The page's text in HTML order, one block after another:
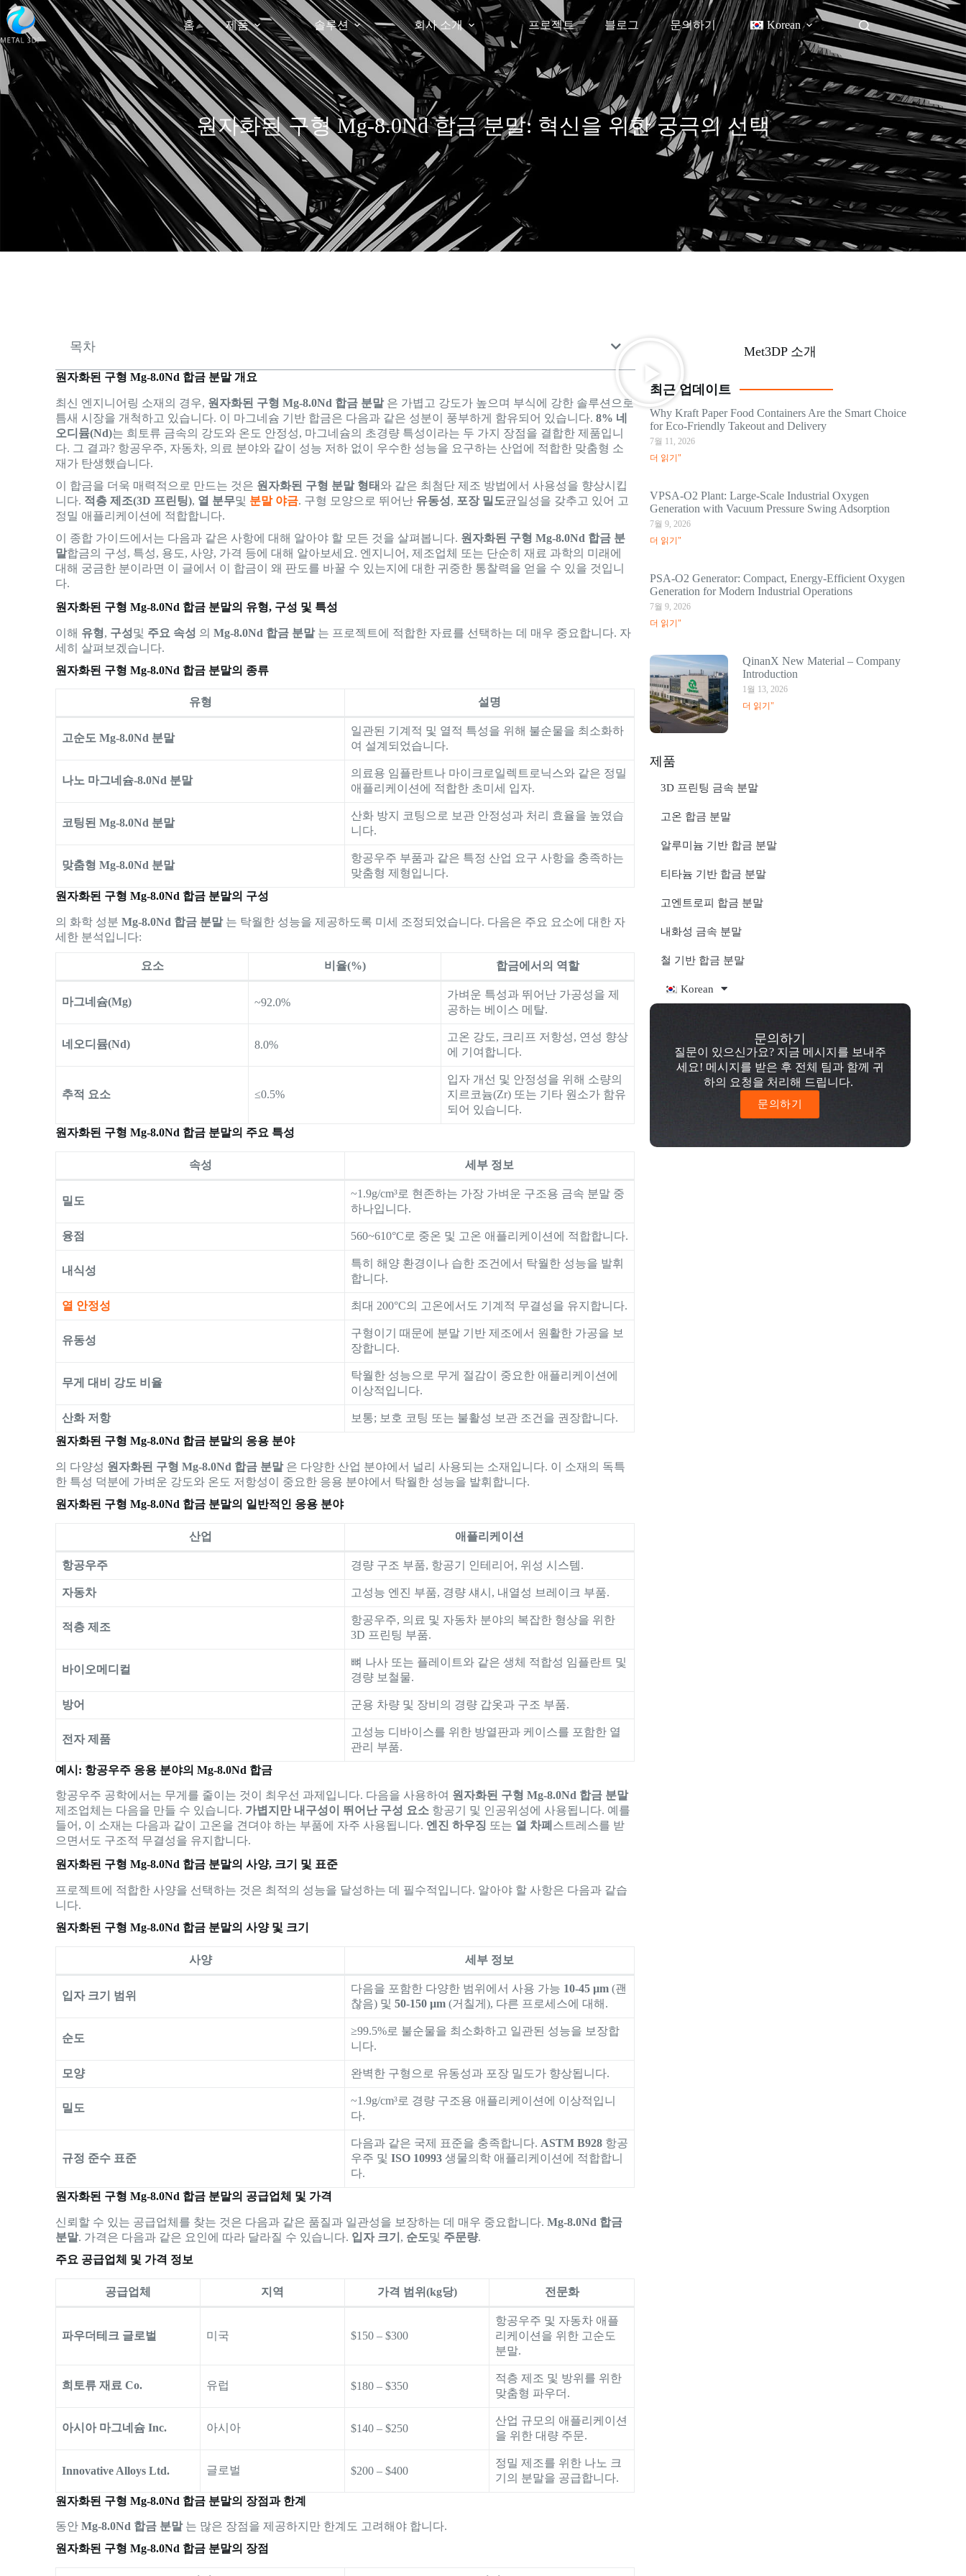
홈 제품 솔루션 회사 소개 프로젝트 블로그 문의하기 Korean
원자화된 구형 Mg-8.0Nd 합금 분말: 혁신을 위한 궁극의 선택
목차
원자화된 구형 Mg-8.0Nd 합금 분말 개요
최신 엔지니어링 소재의 경우, 원자화된 구형 Mg-8.0Nd 합금 분말은 가볍고 강도가 높으며 부식에 강한 솔루션으로
틈새 시장을 개척하고 있습니다. 이 마그네슘 기반 합금은 다음과 같은 성분이 풍부하게 함유되어 있습니다.8% 네
오디뮴(Nd)는 희토류 금속의 강도와 온도 안정성, 마그네슘의 초경량 특성이라는 두 가지 장점을 결합한 제품입니
다. 그 결과? 항공우주, 자동차, 의료 분야와 같이 성능 저하 없이 우수한 성능을 요구하는 산업에 적합한 맞춤형 소
재가 탄생했습니다.
이 합금을 더욱 매력적으로 만드는 것은 원자화된 구형 분말 형태 와 같은 최첨단 제조 방법에서 사용성을 향상시킵
니다. 적층 제조(3D 프린팅), 열 분무및 분말 야금. 구형 모양으로 뛰어난 유동성, 포장 밀도균일성을 갖추고 있어 고
정밀 애플리케이션에 적합합니다.
이 종합 가이드에서는 다음과 같은 사항에 대해 알아야 할 모든 것을 살펴봅니다. 원자화된 구형 Mg-8.0Nd 합금 분
말합금의 구성, 특성, 용도, 사양, 가격 등에 대해 알아보세요. 엔지니어, 제조업체 또는 단순히 재료 과학의 미래에
대해 궁금한 분이라면 이 글에서 이 합금이 왜 판도를 바꿀 수 있는지에 대한 귀중한 통찰력을 얻을 수 있을 것입니
다.
원자화된 구형 Mg-8.0Nd 합금 분말의 유형, 구성 및 특성
이해 유형, 구성및 주요 속성 의Mg-8.0Nd 합금 분말는 프로젝트에 적합한 자료를 선택하는 데 매우 중요합니다. 자
세히 살펴보겠습니다.
원자화된 구형 Mg-8.0Nd 합금 분말의 종류
유형 설명
고순도 Mg-8.0Nd 분말
일관된 기계적 및 열적 특성을 위해 불순물을 최소화하
여 설계되었습니다.
나노 마그네슘-8.0Nd 분말
의료용 임플란트나 마이크로일렉트로닉스와 같은 정밀
애플리케이션에 적합한 초미세 입자.
코팅된 Mg-8.0Nd 분말
산화 방지 코팅으로 보관 안정성과 처리 효율을 높였습
니다.
맞춤형 Mg-8.0Nd 분말
항공우주 부품과 같은 특정 산업 요구 사항을 충족하는
맞춤형 제형입니다.
원자화된 구형 Mg-8.0Nd 합금 분말의 구성
의 화학 성분Mg-8.0Nd 합금 분말는 탁월한 성능을 제공하도록 미세 조정되었습니다. 다음은 주요 요소에 대한 자
세한 분석입니다:
요소 비율(%) 합금에서의 역할
마그네슘(Mg) ~92.0%
가벼운 특성과 뛰어난 가공성을 제
공하는 베이스 메탈.
네오디뮴(Nd) 8.0%
고온 강도, 크리프 저항성, 연성 향상
에 기여합니다.
추적 요소 ≤0.5%
입자 개선 및 안정성을 위해 소량의
지르코늄(Zr) 또는 기타 원소가 함유
되어 있습니다.
원자화된 구형 Mg-8.0Nd 합금 분말의 주요 특성
속성 세부 정보
밀도
~1.9g/cm³로 현존하는 가장 가벼운 구조용 금속 분말 중
하나입니다.
융점 560~610°C로 중온 및 고온 애플리케이션에 적합합니다.
내식성
특히 해양 환경이나 습한 조건에서 탁월한 성능을 발휘
합니다.
열 안정성 최대 200°C의 고온에서도 기계적 무결성을 유지합니다.
유동성
구형이기 때문에 분말 기반 제조에서 원활한 가공을 보
장합니다.
무게 대비 강도 비율
탁월한 성능으로 무게 절감이 중요한 애플리케이션에
이상적입니다.
산화 저항
보통; 보호 코팅 또는 불활성 보관 조건을 권장합니다.
원자화된 구형 Mg-8.0Nd 합금 분말의 응용 분야
의 다양성 원자화된 구형 Mg-8.0Nd 합금 분말은 다양한 산업 분야에서 널리 사용되는 소재입니다. 이 소재의 독특
한 특성 덕분에 가벼운 강도와 온도 저항성이 중요한 응용 분야에서 탁월한 성능을 발휘합니다.
원자화된 구형 Mg-8.0Nd 합금 분말의 일반적인 응용 분야
산업 애플리케이션
항공우주 경량 구조 부품, 항공기 인테리어, 위성 시스템.
자동차 고성능 엔진 부품, 경량 섀시, 내열성 브레이크 부품.
적층 제조
항공우주, 의료 및 자동차 분야의 복잡한 형상을 위한
3D 프린팅 부품.
바이오메디컬
뼈 나사 또는 플레이트와 같은 생체 적합성 임플란트 및
경량 보철물.
방어 군용 차량 및 장비의 경량 갑옷과 구조 부품.
전자 제품
고성능 디바이스를 위한 방열판과 케이스를 포함한 열
관리 부품.
예시: 항공우주 응용 분야의 Mg-8.0Nd 합금
항공우주 공학에서는 무게를 줄이는 것이 최우선 과제입니다. 다음을 사용하여 원자화된 구형 Mg-8.0Nd 합금 분말
제조업체는 다음을 만들 수 있습니다. 가볍지만 내구성이 뛰어난 구성 요소 항공기 및 인공위성에 사용됩니다. 예를
들어, 이 소재는 다음과 같이 고온을 견뎌야 하는 부품에 자주 사용됩니다. 엔진 하우징 또는 열 차폐 스트레스를 받
으면서도 구조적 무결성을 유지합니다.
원자화된 구형 Mg-8.0Nd 합금 분말의 사양, 크기 및 표준
프로젝트에 적합한 사양을 선택하는 것은 최적의 성능을 달성하는 데 필수적입니다. 알아야 할 사항은 다음과 같습
니다.
원자화된 구형 Mg-8.0Nd 합금 분말의 사양 및 크기
사양 세부 정보
입자 크기 범위
다음을 포함한 다양한 범위에서 사용 가능 10-45 µm (괜
찮음) 및50-150 µm (거칠게), 다른 프로세스에 대해.
순도
≥99.5%로 불순물을 최소화하고 일관된 성능을 보장합
니다.
모양 완벽한 구형으로 유동성과 포장 밀도가 향상됩니다.
밀도
~1.9g/cm³로 경량 구조용 애플리케이션에 이상적입니
다.
규정 준수 표준
다음과 같은 국제 표준을 충족합니다. ASTM B928 항공
우주 및ISO 10993 생물의학 애플리케이션에 적합합니
다.
원자화된 구형 Mg-8.0Nd 합금 분말의 공급업체 및 가격
신뢰할 수 있는 공급업체를 찾는 것은 다음과 같은 품질과 일관성을 보장하는 데 매우 중요합니다.Mg-8.0Nd 합금
분말. 가격은 다음과 같은 요인에 따라 달라질 수 있습니다. 입자 크기 , 순도및 주문량.
주요 공급업체 및 가격 정보
공급업체 지역 가격 범위(kg당) 전문화
파우더테크 글로벌 미국 $150 – $300
항공우주 및 자동차 애플
리케이션을 위한 고순도
분말.
희토류 재료 Co. 유럽 $180 – $350
적층 제조 및 방위를 위한
맞춤형 파우더.
아시아 마그네슘 Inc. 아시아 $140 – $250
산업 규모의 애플리케이션
을 위한 대량 주문.
Innovative Alloys Ltd. 글로벌 $200 – $400
정밀 제조를 위한 나노 크
기의 분말을 공급합니다.
원자화된 구형 Mg-8.0Nd 합금 분말의 장점과 한계
동안Mg-8.0Nd 합금 분말는 많은 장점을 제공하지만 한계도 고려해야 합니다.
원자화된 구형 Mg-8.0Nd 합금 분말의 장점
Met3DP 소개
최근 업데이트
Why Kraft Paper Food Containers Are the Smart Choice
for Eco-Friendly Takeout and Delivery
7월 11, 2026
더 읽기"
VPSA-O2 Plant: Large-Scale Industrial Oxygen
Generation with Vacuum Pressure Swing Adsorption
7월 9, 2026
더 읽기"
PSA-O2 Generator: Compact, Energy-Efficient Oxygen
Generation for Modern Industrial Operations
7월 9, 2026
더 읽기"
QinanX New Material – Company
Introduction
1월 13, 2026
더 읽기"
제품
3D 프린팅 금속 분말
고온 합금 분말
알루미늄 기반 합금 분말
티타늄 기반 합금 분말
고엔트로피 합금 분말
내화성 금속 분말
철 기반 합금 분말
Korean
문의하기
질문이 있으신가요? 지금 메시지를 보내주
세요! 메시지를 받은 후 전체 팀과 함께 귀
하의 요청을 처리해 드립니다.
문의하기